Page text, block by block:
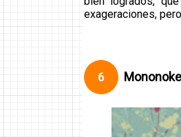
exageraciones,
6 Mononoke